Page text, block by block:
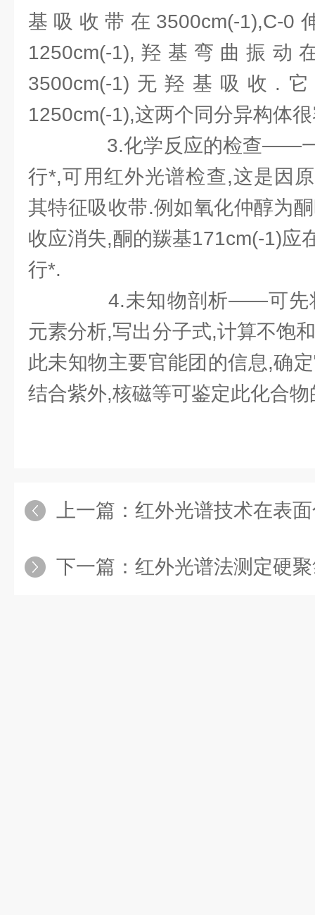
基吸收带在3500cm(-1),C-
1250cm(-1),羟基弯曲振动
3500cm(-1)无羟基吸收.
1250cm(-1),这两个同分异构体
3.化学反应的检查——一
行*,可用红外光谱检查,这是因
其特征吸收带.例如氧化仲醇为
收应消失,酮的羰基171cm(-1)应
行*.
4.未知物剖析——可先
元素分析,写出分子式,计算不饱
此未知物主要官能团的信息,确
结合紫外,核磁等可鉴定此化合物
上一篇： 红外光谱技术在表
下一篇： 红外光谱法测定硬聚氯乙烯（PVC-